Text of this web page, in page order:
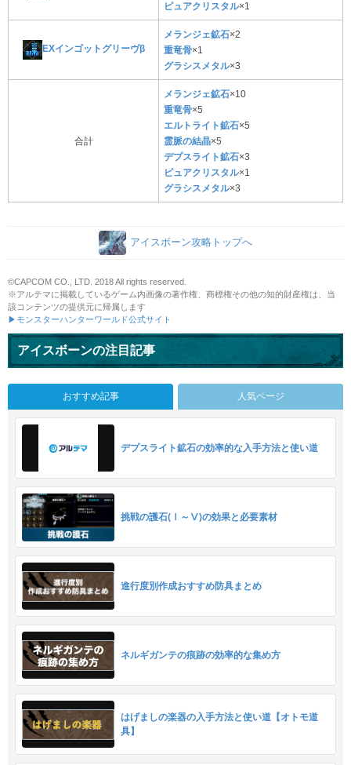
ピュアクリスタル×1
EXインゴットグリーヴβ
メランジェ鉱石×2
重竜骨×1
グラシスメタル×3
合計
メランジェ鉱石×10
重竜骨×5
エルトライト鉱石×5
霊脈の結晶×5
デプスライト鉱石×3
ピュアクリスタル×1
グラシスメタル×3
アイスボーン攻略トップへ
©CAPCOM CO., LTD. 2018 All rights reserved.
※アルテマに掲載しているゲーム内画像の著作権、商標権その他の知的財産権は、当
該コンテンツの提供元に帰属します
▶モンスターハンターワールド公式サイト
アイスボーンの注目記事
おすすめ記事 人気ページ
デプスライト鉱石の効率的な入手方法と使い道
挑戦の護石(Ⅰ～Ⅴ)の効果と必要素材
進行度別作成おすすめ防具まとめ
ネルギガンテの痕跡の効率的な集め方
はげましの楽器の入手方法と使い道【オトモ道
具】